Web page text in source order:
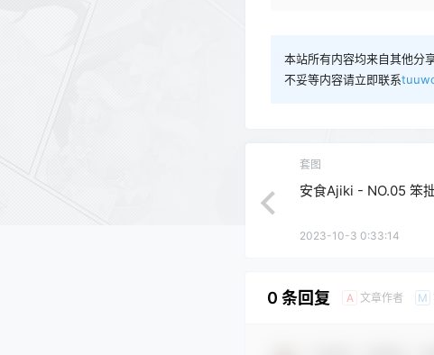
本站所有内容均来自其他分
不妥等内容请立即联系
套图
安食Ajiki - NO.05 笨
2023-10-3 0:33:14
0 条回复 A 文章作者 M